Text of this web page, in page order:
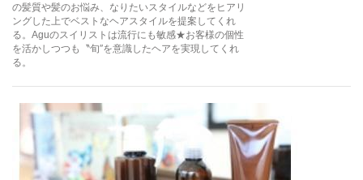
の髪質や髪のお悩み、なりたいスタイルなどをヒアリ
ングした上でベストなヘアスタイルを提案してくれ
る。Aguのスイリストは流行にも敏感★お客様の個性
を活かしつつも〝旬″を意識したヘアを実現してくれ
る。